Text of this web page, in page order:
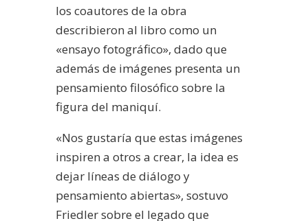
los coautores de la obra
describieron al libro como un
«ensayo fotográfico», dado que
además de imágenes presenta un
pensamiento filosófico sobre la
figura del maniquí.
«Nos gustaría que estas imágenes
inspiren a otros a crear, la idea es
dejar líneas de diálogo y
pensamiento abiertas», sostuvo
Friedler sobre el legado que